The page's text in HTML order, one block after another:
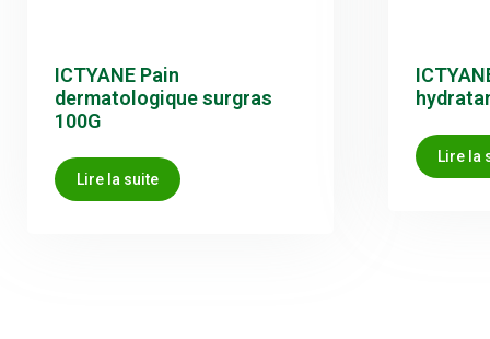
ICTYANE Pain
dermatologique surgras
100G
Lire la suite
Lire la